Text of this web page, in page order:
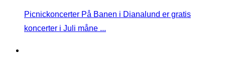
Picnickoncerter På Banen i Dianalund er gratis
koncerter i Juli måne ...